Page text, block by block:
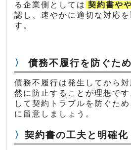
る企業側としては 契約書や
認し、速やかに適切な対応
す。
債務不履行を防ぐた
債務不履行は発生してから
然に防止することが理想で
して契約トラブルを防ぐた
に留意しましょう。
契約書の工夫と明確化